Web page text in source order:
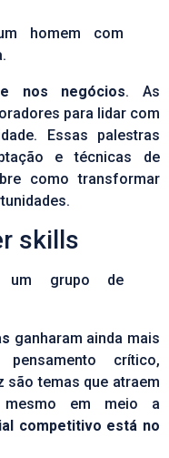
nos negócios. As
para lidar com
Essas palestras
e técnicas de
como transformar
skills
ganharam ainda mais
crítico,
são temas que atraem
mesmo em meio a
competitivo está no